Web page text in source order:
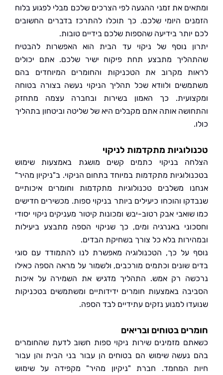
את זמני ההגעה לפי הצרכים שלכם מבלי לפגוע בלוח
היומי שלכם. כך תוכלו להתרכז בדברים החשובים
בידיעה שהספות שלכם בידיים טובות.
נוסף של ניקוי עד הבית הוא האפשרות להבטיח
מתבצע תחת פיקוח ישיר שלכם. אתם יכולים
מקרוב את הטכניקות והחומרים המיוחדים בהם
ולוודא שכל תהליך הניקוי נעשה בצורה בטוחה
כך האמון בשירות ובחברה עצמה מתחזק
אותה אתם מקבלים היא של שליטה וביטחון בתהליך
מתקדמות לניקוי
בניקוי כתמים קשים מושגת באמצעות שימוש
מתקדמות במיוחד בתחום הניקוי. ב"ניקיון מהיר"
משלבים טכנולוגיות מתקדמות וחומרים איכותיים
והוכחו כיעילים ביותר בניקוי ספות. מכשירים חדישים
אבק רטוב-יבש ומכונות קיטור מעניקים ניקוי יסודי
באנרגיה ומים, כך שניקוי הספה מתבצע ביעילות
בלא כל צורך בשחיקת הבדים.
על כך, הטכנולוגיה מאפשרת לנו להתמודד עם סוגי
שונים וכתמים מורכבים, ולשמור על מראה הספה כאילו
רק אמש. התהליך מדגיש את השמירה על איכות
באמצעות חומרים ידידותיים ומשתמשים בטכניקות
למנוע נזקים עתידיים לבד הספה.
בטוחים ובריאים
מזמינים שירות ניקוי ספות חשוב לדעת שהחומרים
שימוש הם בטוחים הן עבור בני הבית והן עבור
המחמד. חברת "ניקיון מהיר" מקפידה על שימוש